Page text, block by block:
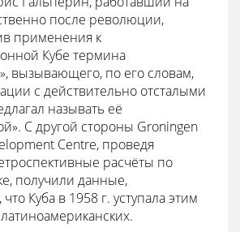
после революции,
применения к
Кубе термина
вызывающего, по его словам,
с действительно отсталыми
называть её
С другой стороны Groningen
Centre, проведя
расчёты по
получили данные,
Куба в 1958 г. уступала этим